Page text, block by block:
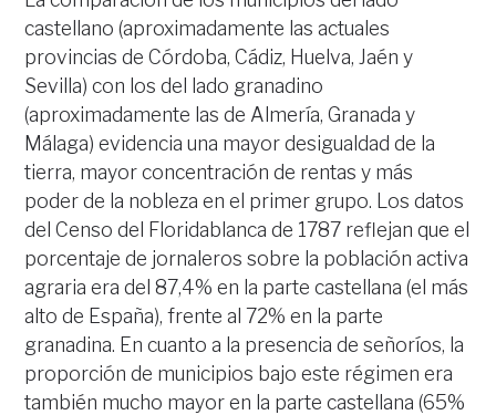
castellano (aproximadamente las actuales
provincias de Córdoba, Cádiz, Huelva, Jaén y
Sevilla) con los del lado granadino
(aproximadamente las de Almería, Granada y
Málaga) evidencia una mayor desigualdad de la
tierra, mayor concentración de rentas y más
poder de la nobleza en el primer grupo. Los datos
del Censo del Floridablanca de 1787 reflejan que el
porcentaje de jornaleros sobre la población activa
agraria era del 87,4% en la parte castellana (el más
alto de España), frente al 72% en la parte
granadina. En cuanto a la presencia de señoríos, la
proporción de municipios bajo este régimen era
también mucho mayor en la parte castellana (65%